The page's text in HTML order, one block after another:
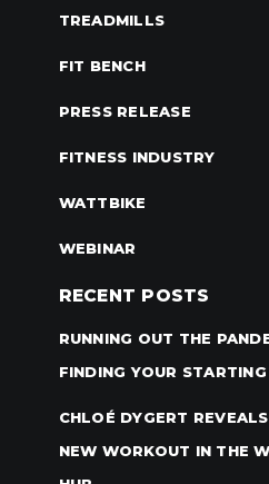
TREADMILLS
FIT BENCH
PRESS RELEASE
FITNESS INDUSTRY
WATTBIKE
WEBINAR
RECENT POSTS
RUNNING OUT THE
FINDING YOUR
CHLOÉ DYGERT
NEW WORKOUT IN THE